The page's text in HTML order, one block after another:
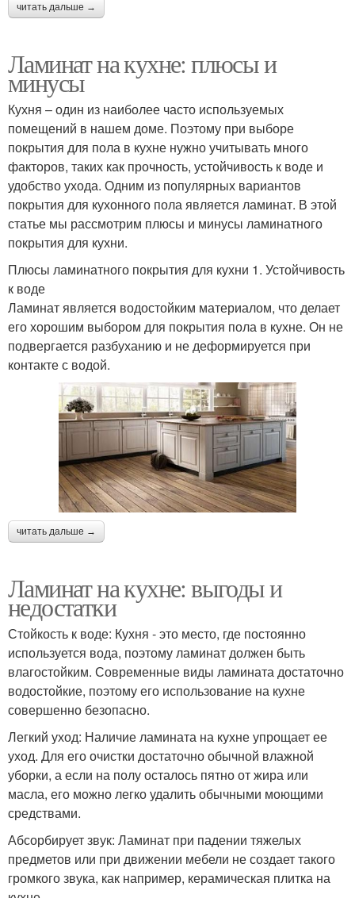
читать дальше →
Ламинат на кухне: плюсы и
минусы
Кухня – один из наиболее часто используемых
помещений в нашем доме. Поэтому при выборе
покрытия для пола в кухне нужно учитывать много
факторов, таких как прочность, устойчивость к воде и
удобство ухода. Одним из популярных вариантов
покрытия для кухонного пола является ламинат. В этой
статье мы рассмотрим плюсы и минусы ламинатного
покрытия для кухни.
Плюсы ламинатного покрытия для кухни 1. Устойчивость
к воде
Ламинат является водостойким материалом, что делает
его хорошим выбором для покрытия пола в кухне. Он не
подвергается разбуханию и не деформируется при
контакте с водой.
читать дальше →
Ламинат на кухне: выгоды и
недостатки
Стойкость к воде: Кухня - это место, где постоянно
используется вода, поэтому ламинат должен быть
влагостойким. Современные виды ламината достаточно
водостойкие, поэтому его использование на кухне
совершенно безопасно.
Легкий уход: Наличие ламината на кухне упрощает ее
уход. Для его очистки достаточно обычной влажной
уборки, а если на полу осталось пятно от жира или
масла, его можно легко удалить обычными моющими
средствами.
Абсорбирует звук: Ламинат при падении тяжелых
предметов или при движении мебели не создает такого
громкого звука, как например, керамическая плитка на